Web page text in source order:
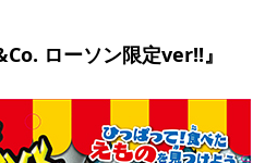
ローソン限定ver!!』